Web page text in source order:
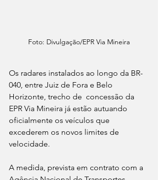
Foto: Divulgação/EPR Via Mineira
Os radares instalados ao longo da BR-
040, entre Juiz de Fora e Belo
Horizonte, trecho de  concessão da
EPR Via Mineira já estão autuando
oficialmente os veículos que
excederem os novos limites de
velocidade.
A medida, prevista em contrato com a